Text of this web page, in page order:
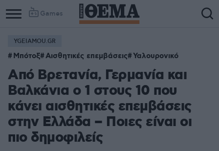
Games
Column
1
Column
2
YGEIAMOU.GR
Μπότοξ Αισθητικές επεμβάσεις Υαλουρονικό
Από Βρετανία, Γερμανία και
Βαλκάνια ο 1 στους 10 που
κάνει αισθητικές επεμβάσεις
στην Ελλάδα – Ποιες είναι οι
πιο δημοφιλείς